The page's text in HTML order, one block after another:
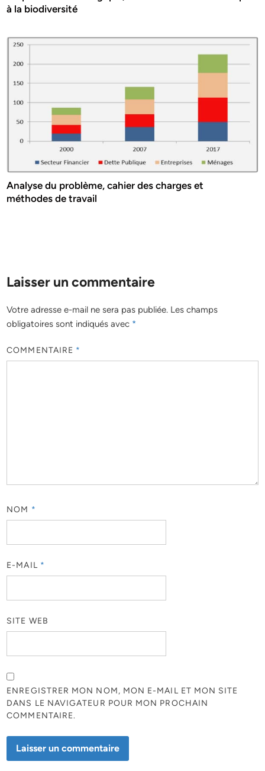
à la biodiversité
Analyse du problème, cahier des charges et
méthodes de travail
Laisser un commentaire
Votre adresse e-mail ne sera pas publiée. Les champs
obligatoires sont indiqués avec *
COMMENTAIRE *
NOM *
E-MAIL *
SITE WEB
ENREGISTRER MON NOM, MON E-MAIL ET MON SITE
DANS LE NAVIGATEUR POUR MON PROCHAIN
COMMENTAIRE.